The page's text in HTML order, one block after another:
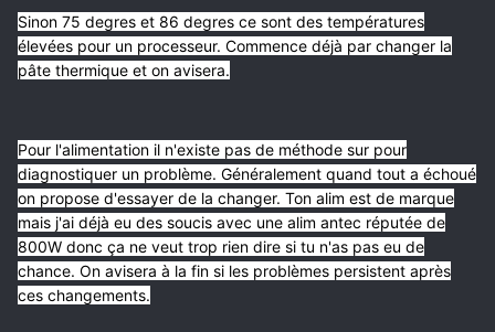
Sinon 75 degres et 86 degres ce sont des températures
élevées pour un processeur. Commence déjà par changer la
pâte thermique et on avisera.
Pour l'alimentation il n'existe pas de méthode sur pour
diagnostiquer un problème. Généralement quand tout a échoué
on propose d'essayer de la changer. Ton alim est de marque
mais j'ai déjà eu des soucis avec une alim antec réputée de
800W donc ça ne veut trop rien dire si tu n'as pas eu de
chance. On avisera à la fin si les problèmes persistent après
ces changements.